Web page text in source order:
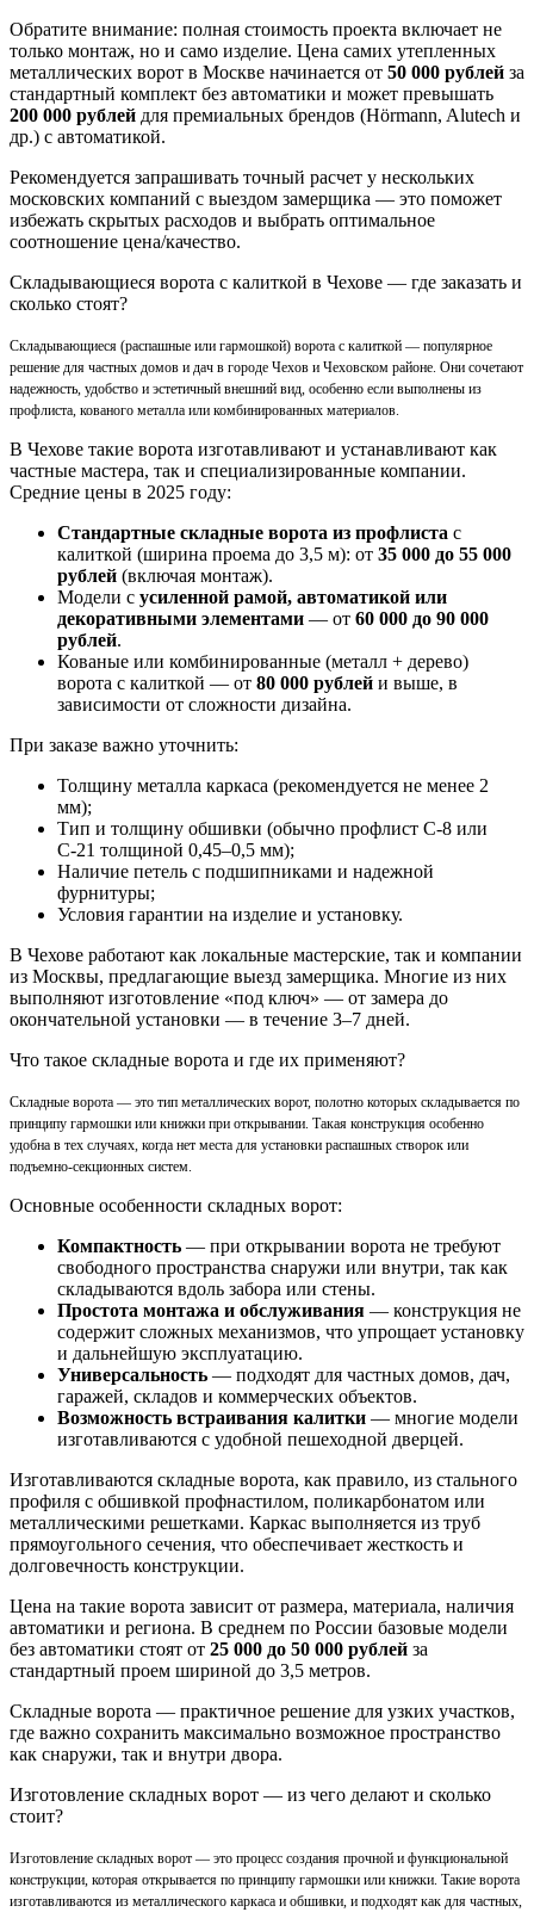
Обратите внимание: полная стоимость проекта включает не
только монтаж, но и само изделие. Цена самих утепленных
металлических ворот в Москве начинается от 50 000 рублей за
стандартный комплект без автоматики и может превышать
200 000 рублей для премиальных брендов (Hörmann, Alutech и
др.) с автоматикой.
Рекомендуется запрашивать точный расчет у нескольких
московских компаний с выездом замерщика — это поможет
избежать скрытых расходов и выбрать оптимальное
соотношение цена/качество.
Складывающиеся ворота с калиткой в Чехове — где заказать и
сколько стоят?
Складывающиеся (распашные или гармошкой) ворота с калиткой — популярное
решение для частных домов и дач в городе Чехов и Чеховском районе. Они сочетают
надежность, удобство и эстетичный внешний вид, особенно если выполнены из
профлиста, кованого металла или комбинированных материалов.
В Чехове такие ворота изготавливают и устанавливают как
частные мастера, так и специализированные компании.
Средние цены в 2025 году:
Стандартные складные ворота из профлиста с
калиткой (ширина проема до 3,5 м): от 35 000 до 55 000
рублей (включая монтаж).
Модели с усиленной рамой, автоматикой или
декоративными элементами — от 60 000 до 90 000
рублей.
Кованые или комбинированные (металл + дерево)
ворота с калиткой — от 80 000 рублей и выше, в
зависимости от сложности дизайна.
При заказе важно уточнить:
Толщину металла каркаса (рекомендуется не менее 2
мм);
Тип и толщину обшивки (обычно профлист С-8 или
С-21 толщиной 0,45–0,5 мм);
Наличие петель с подшипниками и надежной
фурнитуры;
Условия гарантии на изделие и установку.
В Чехове работают как локальные мастерские, так и компании
из Москвы, предлагающие выезд замерщика. Многие из них
выполняют изготовление «под ключ» — от замера до
окончательной установки — в течение 3–7 дней.
Что такое складные ворота и где их применяют?
Складные ворота — это тип металлических ворот, полотно которых складывается по
принципу гармошки или книжки при открывании. Такая конструкция особенно
удобна в тех случаях, когда нет места для установки распашных створок или
подъемно-секционных систем.
Основные особенности складных ворот:
Компактность — при открывании ворота не требуют
свободного пространства снаружи или внутри, так как
складываются вдоль забора или стены.
Простота монтажа и обслуживания — конструкция не
содержит сложных механизмов, что упрощает установку
и дальнейшую эксплуатацию.
Универсальность — подходят для частных домов, дач,
гаражей, складов и коммерческих объектов.
Возможность встраивания калитки — многие модели
изготавливаются с удобной пешеходной дверцей.
Изготавливаются складные ворота, как правило, из стального
профиля с обшивкой профнастилом, поликарбонатом или
металлическими решетками. Каркас выполняется из труб
прямоугольного сечения, что обеспечивает жесткость и
долговечность конструкции.
Цена на такие ворота зависит от размера, материала, наличия
автоматики и региона. В среднем по России базовые модели
без автоматики стоят от 25 000 до 50 000 рублей за
стандартный проем шириной до 3,5 метров.
Складные ворота — практичное решение для узких участков,
где важно сохранить максимально возможное пространство
как снаружи, так и внутри двора.
Изготовление складных ворот — из чего делают и сколько
стоит?
Изготовление складных ворот — это процесс создания прочной и функциональной
конструкции, которая открывается по принципу гармошки или книжки. Такие ворота
изготавливаются из металлического каркаса и обшивки, и подходят как для частных,